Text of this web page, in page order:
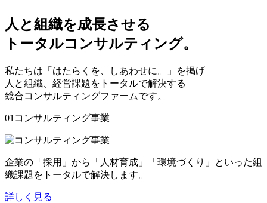
人と組織を成長させる
トータルコンサルティング。
私たちは「はたらくを、しあわせに。」を掲げ
人と組織、経営課題をトータルで解決する
総合コンサルティングファームです。
01 コンサルティング事業
企業の「採用」から「人材育成」「環境づくり」といった組
織課題をトータルで解決します。
詳しく見る